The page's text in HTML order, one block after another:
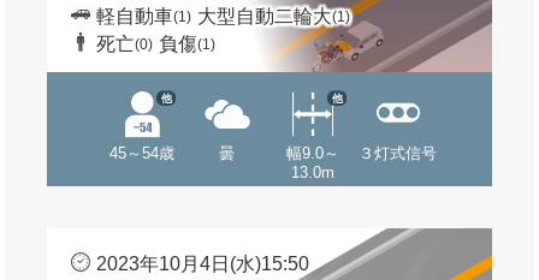
軽自動車(1) 大型自動二輪大(1)
死亡(0) 負傷(1)
45～54歳
他
曇
幅9.0～
13.0m
他
３灯式信号
2023年10月4日(水)15:50